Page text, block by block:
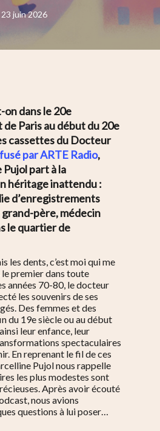
23 juin 2026
dans le 20e
Paris au début du 20e
cassettes du Docteur
par ARTE Radio,
part à la
héritage inattendu :
d’enregistrements
grand-père, médecin
le quartier de
les dents, c’est moi qui me
le premier dans toute
années 70-80, le docteur
les souvenirs de ses
Des femmes et des
du 19e siècle ou au début
leur enfance, leur
spectaculaires
En reprenant le fil de ces
Pujol nous rappelle
les plus modestes sont
Après avoir écouté
nous avions
questions à lui poser…